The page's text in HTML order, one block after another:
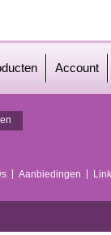
Account
Aanbiedingen